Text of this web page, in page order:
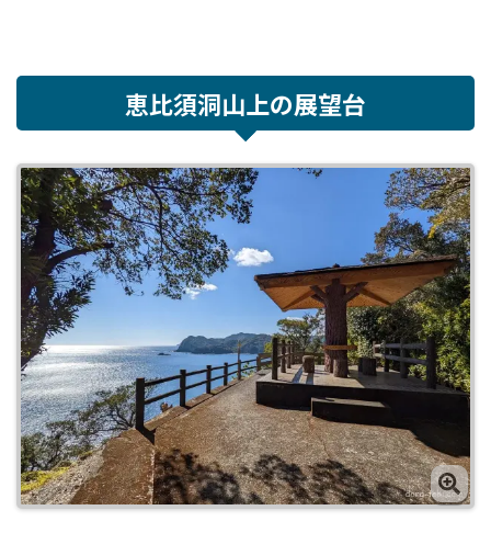
恵比須洞山上の展望台